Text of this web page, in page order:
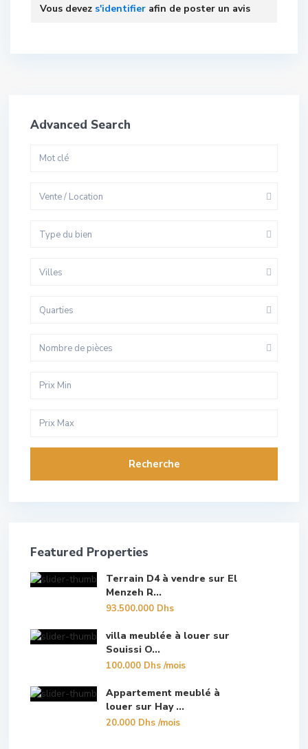
Vous devez s'identifier afin de poster un avis
Advanced Search
Vente / Location
Type du bien
Villes
Quarties
Nombre de pièces
Recherche
Featured Properties
Terrain D4 à vendre sur El
Menzeh R...
93.500.000 Dhs
villa meublée à louer sur
Souissi O...
100.000 Dhs/mois
Appartement meublé à
louer sur Hay ...
20.000 Dhs/mois